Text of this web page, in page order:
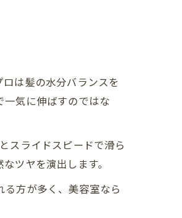
は髪の水分バランスを
気に伸ばすのではな
スライドスピードで滑ら
ツヤを演出します。
方が多く、美容室なら